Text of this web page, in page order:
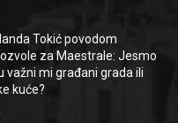
Tokić povodom
za Maestrale: Jesmo
važni mi građani grada ili
kuće?